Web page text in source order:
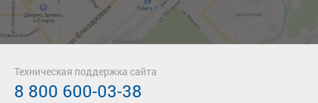
Техническая поддержка сайта
8 800 600-03-38